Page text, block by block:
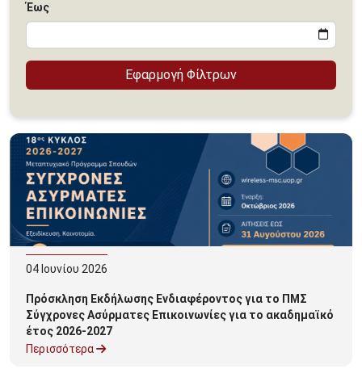
Έως
04 Ιουνίου 2026
Πρόσκληση Εκδήλωσης Ενδιαφέροντος για το ΠΜΣ
Σύγχρονες Ασύρματες Επικοινωνίες για το ακαδημαϊκό
έτος 2026-2027
Περισσότερα